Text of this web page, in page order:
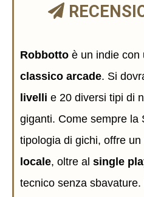
Robbotto è un indie con
classico arcade. Si
livelli e 20 diversi tipi di
giganti. Come sempre la
tipologia di gichi, offre
locale, oltre al single
tecnico senza sbavature.